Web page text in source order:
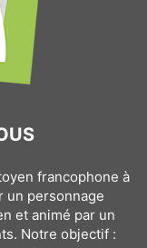
francophone à
un personnage
et animé par un
Notre objectif :